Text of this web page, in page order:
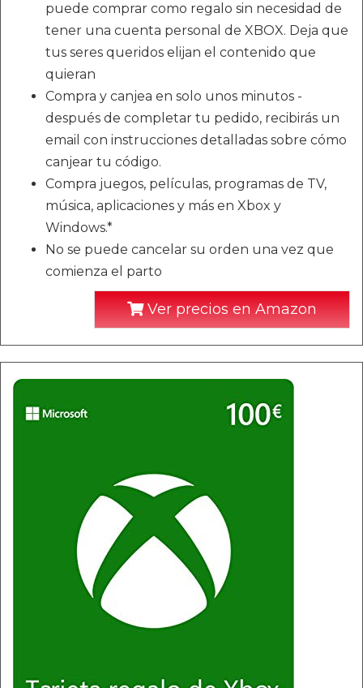
puede comprar como regalo sin necesidad de
tener una cuenta personal de XBOX. Deja que
tus seres queridos elijan el contenido que
quieran
Compra y canjea en solo unos minutos -
después de completar tu pedido, recibirás un
email con instrucciones detalladas sobre cómo
canjear tu código.
Compra juegos, películas, programas de TV,
música, aplicaciones y más en Xbox y
Windows.*
No se puede cancelar su orden una vez que
comienza el parto
Ver precios en Amazon